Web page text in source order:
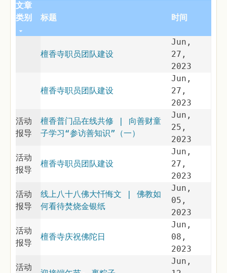
文章
类别
标题 时间
檀香寺职员团队建设
Jun,
27,
2023
檀香寺职员团队建设
Jun,
27,
2023
活动
报导
檀香普门品在线共修 | 向善财童
子学习“参访善知识”（一）
Jun,
25,
2023
活动
报导
檀香寺职员团队建设
Jun,
27,
2023
活动
报导
线上八十八佛大忏悔文 | 佛教如
何看待焚烧金银纸
Jun,
05,
2023
活动
报导
檀香寺庆祝佛陀日
Jun,
08,
2023
活动
Jun,